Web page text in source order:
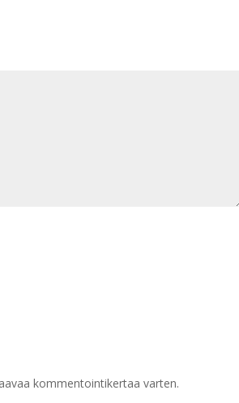
kommentointikertaa varten.